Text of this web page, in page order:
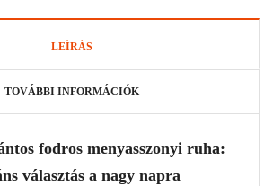
LEÍRÁS
TOVÁBBI INFORMÁCIÓK
fodros menyasszonyi ruha:
választás a nagy napra